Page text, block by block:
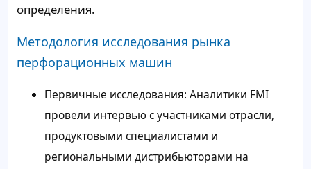
определения.
Методология исследования рынка
перфорационных машин
Первичные исследования: Аналитики FMI
провели интервью с участниками отрасли,
продуктовыми специалистами и
региональными дистрибьюторами на